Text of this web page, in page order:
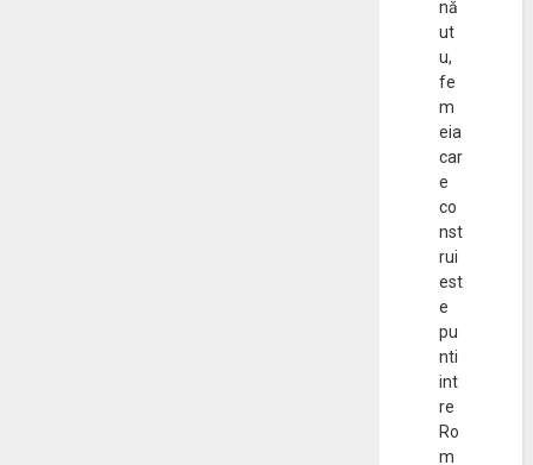
nă
ut
u,
fe
m
eia
car
e
co
nst
rui
est
e
pu
nti
int
re
Ro
m